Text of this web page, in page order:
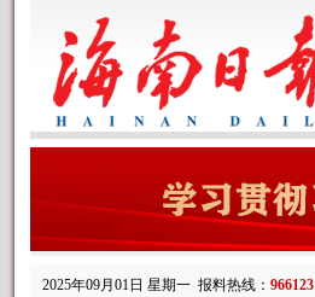
2025年09月01日 星期一 报料热线： 966123